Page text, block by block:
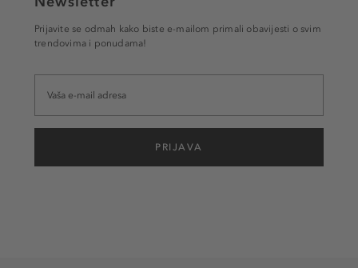
Prijavite se odmah kako biste e-mailom primali obavijesti o svim
trendovima i ponudama!
PRIJAVA